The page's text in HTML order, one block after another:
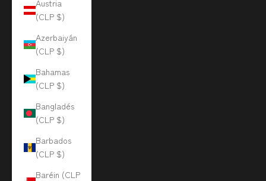
Austria
(CLP $)
Azerbaiyán
(CLP $)
Bahamas
(CLP $)
Bangladés
(CLP $)
Barbados
(CLP $)
Baréin (CLP